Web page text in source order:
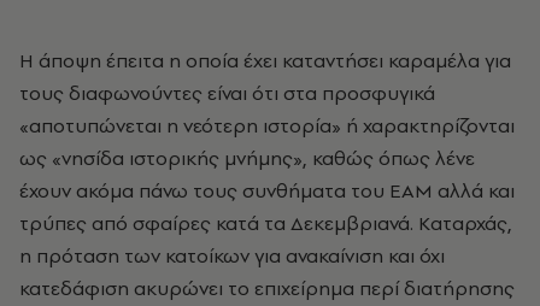
H άποψη έπειτα η οποία έχει καταντήσει καραμέλα για
τους διαφωνούντες είναι ότι στα προσφυγικά
«αποτυπώνεται η νεότερη ιστορία» ή χαρακτηρίζονται
ως «νησίδα ιστορικής μνήμης», καθώς όπως λένε
έχουν ακόμα πάνω τους συνθήματα του EAM αλλά και
τρύπες από σφαίρες κατά τα Δεκεμβριανά. Kαταρχάς,
η πρόταση των κατοίκων για ανακαίνιση και όχι
κατεδάφιση ακυρώνει το επιχείρημα περί διατήρησης